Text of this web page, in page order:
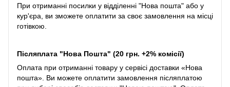
При отриманні посилки у відділенні "Нова пошта" або у
кур'єра, ви зможете оплатити за своє замовлення на місці
готівкою.
Післяплата "Нова Пошта" (20 грн. +2% комісії)
Оплата при отриманні товару у сервісі доставки «Нова
пошта». Ви можете оплатити замовлення післяплатою